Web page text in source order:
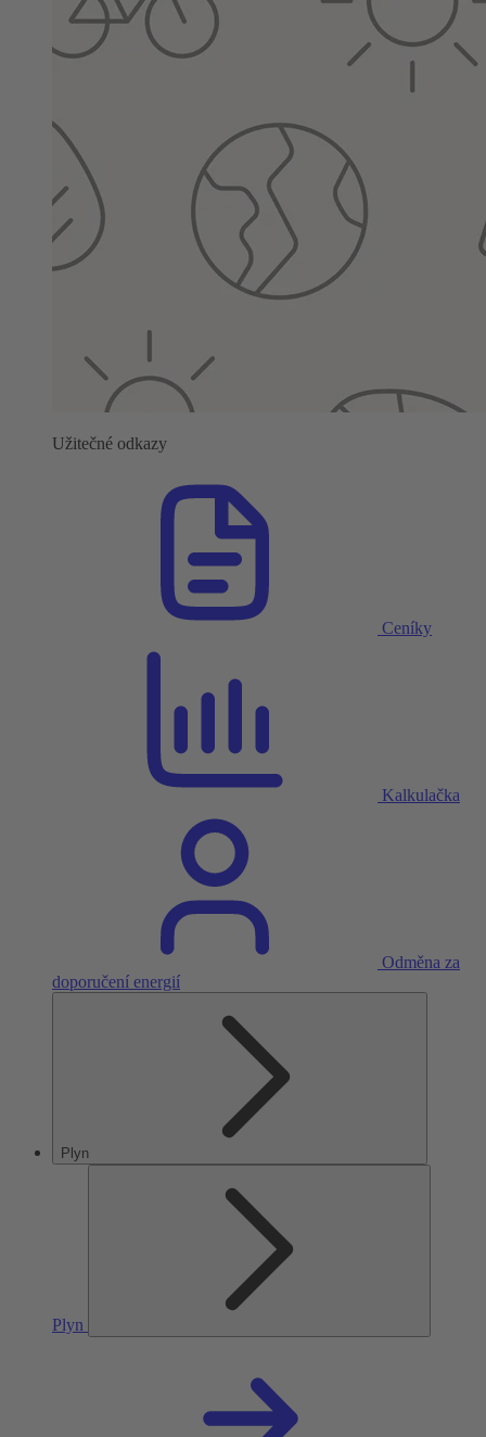
Užitečné odkazy
Ceníky
Kalkulačka
Odměna za
doporučení energií
Plyn
Plyn